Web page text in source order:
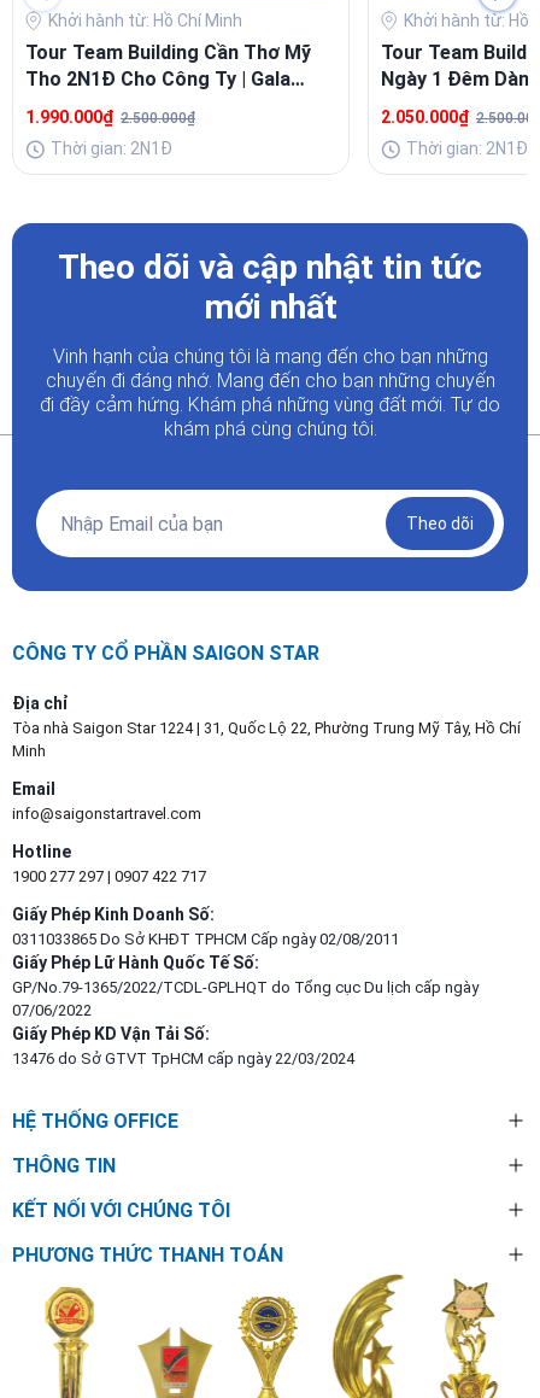
Khởi hành từ: Hồ Chí Minh
Tour Team Building Cần Thơ Mỹ
Tho 2N1Đ Cho Công Ty | Gala
Dinner
1.990.000₫ 2.500.000₫
Thời gian: 2N1Đ
Khởi hành từ: Hồ
Tour Team
Ngày 1 Đêm
Nghiệp
2.050.000₫
Thời gian: 2N1Đ
Theo dõi và cập nhật tin tức
mới nhất
Vinh hạnh của chúng tôi là mang đến cho bạn những
chuyến đi đáng nhớ. Mang đến cho bạn những chuyến
đi đầy cảm hứng. Khám phá những vùng đất mới. Tự do
khám phá cùng chúng tôi.
Theo dõi
CÔNG TY CỔ PHẦN SAIGON STAR
Địa chỉ
Tòa nhà Saigon Star 1224 | 31, Quốc Lộ 22, Phường Trung Mỹ Tây, Hồ Chí
Minh
Email
info@saigonstartravel.com
Hotline
1900 277 297 | 0907 422 717
Giấy Phép Kinh Doanh Số:
0311033865 Do Sở KHĐT TPHCM Cấp ngày 02/08/2011
Giấy Phép Lữ Hành Quốc Tế Số:
GP/No.79-1365/2022/TCDL-GPLHQT do Tổng cục Du lịch cấp ngày
07/06/2022
Giấy Phép KD Vận Tải Số:
13476 do Sở GTVT TpHCM cấp ngày 22/03/2024
HỆ THỐNG OFFICE
THÔNG TIN
KẾT NỐI VỚI CHÚNG TÔI
PHƯƠNG THỨC THANH TOÁN